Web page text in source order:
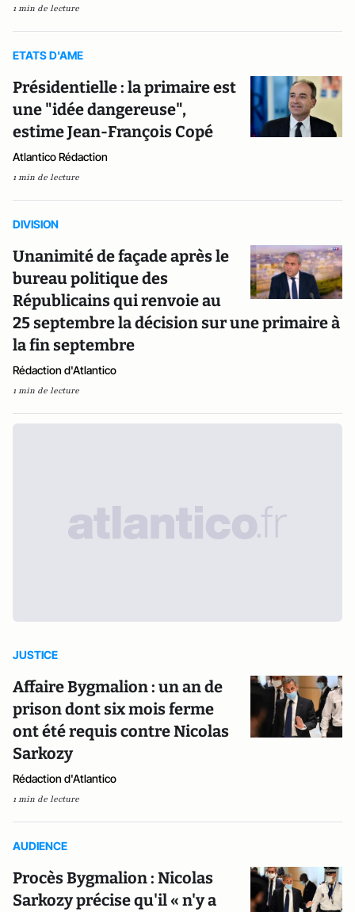
1 min de lecture
ETATS D'AME
Présidentielle : la primaire est
une "idée dangereuse",
estime Jean-François Copé
Atlantico Rédaction
1 min de lecture
DIVISION
Unanimité de façade après le
bureau politique des
Républicains qui renvoie au
25 septembre la décision sur une primaire à
la fin septembre
Rédaction d'Atlantico
1 min de lecture
JUSTICE
Affaire Bygmalion : un an de
prison dont six mois ferme
ont été requis contre Nicolas
Sarkozy
Rédaction d'Atlantico
1 min de lecture
AUDIENCE
Procès Bygmalion : Nicolas
Sarkozy précise qu'il « n'y a